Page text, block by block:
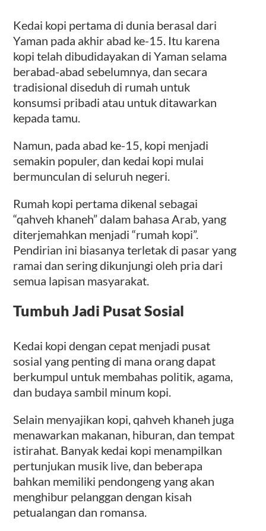
Kedai kopi pertama di dunia berasal dari
Yaman pada akhir abad ke-15. Itu karena
kopi telah dibudidayakan di Yaman selama
berabad-abad sebelumnya, dan secara
tradisional diseduh di rumah untuk
konsumsi pribadi atau untuk ditawarkan
kepada tamu.
Namun, pada abad ke-15, kopi menjadi
semakin populer, dan kedai kopi mulai
bermunculan di seluruh negeri.
Rumah kopi pertama dikenal sebagai
“qahveh khaneh” dalam bahasa Arab, yang
diterjemahkan menjadi “rumah kopi”.
Pendirian ini biasanya terletak di pasar yang
ramai dan sering dikunjungi oleh pria dari
semua lapisan masyarakat.
Tumbuh Jadi Pusat Sosial
Kedai kopi dengan cepat menjadi pusat
sosial yang penting di mana orang dapat
berkumpul untuk membahas politik, agama,
dan budaya sambil minum kopi.
Selain menyajikan kopi, qahveh khaneh juga
menawarkan makanan, hiburan, dan tempat
istirahat. Banyak kedai kopi menampilkan
pertunjukan musik live, dan beberapa
bahkan memiliki pendongeng yang akan
menghibur pelanggan dengan kisah
petualangan dan romansa.